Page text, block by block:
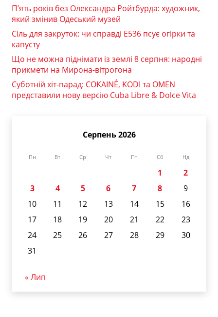
П’ять років без Олександра Ройтбурда: художник,
який змінив Одеський музей
Сіль для закруток: чи справді Е536 псує огірки та
капусту
Що не можна піднімати із землі 8 серпня: народні
прикмети на Мирона-вітрогона
Суботній хіт-парад: COKAINÉ, KODI та OMEN
представили нову версію Cuba Libre & Dolce Vita
Серпень 2026
Пн Вт Ср Чт Пт Сб Нд
1
2
3
4 5 6 7 8
9
10
11 12 13 14 15
16
17
18 19 20 21 22
23
24
25 26 27 28 29
30
31
« Лип